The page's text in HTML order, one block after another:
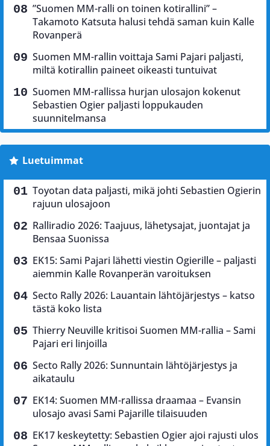
”Suomen MM-ralli on toinen kotirallini” –
Takamoto Katsuta halusi tehdä saman kuin Kalle
Rovanperä
Suomen MM-rallin voittaja Sami Pajari paljasti,
miltä kotirallin paineet oikeasti tuntuivat
Suomen MM-rallissa hurjan ulosajon kokenut
Sebastien Ogier paljasti loppukauden
suunnitelmansa
Luetuimmat
Toyotan data paljasti, mikä johti Sebastien Ogierin
rajuun ulosajoon
Ralliradio 2026: Taajuus, lähetysajat, juontajat ja
Bensaa Suonissa
EK15: Sami Pajari lähetti viestin Ogierille – paljasti
aiemmin Kalle Rovanperän varoituksen
Secto Rally 2026: Lauantain lähtöjärjestys – katso
tästä koko lista
Thierry Neuville kritisoi Suomen MM-rallia – Sami
Pajari eri linjoilla
Secto Rally 2026: Sunnuntain lähtöjärjestys ja
aikataulu
EK14: Suomen MM-rallissa draamaa – Evansin
ulosajo avasi Sami Pajarille tilaisuuden
EK17 keskeytetty: Sebastien Ogier ajoi rajusti ulos